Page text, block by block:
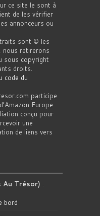
ce site le sont à
de les vérifier
annonceurs ou
sont © les
nous retirerons
sous copyright
droits.
code du
participe
Europe
conçu pour
une
de liens vers
Au Trésor) .
bord